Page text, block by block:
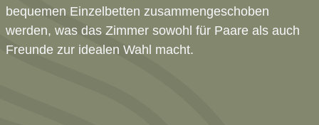
bequemen Einzelbetten zusammengeschoben
werden, was das Zimmer sowohl für Paare als auch
Freunde zur idealen Wahl macht.